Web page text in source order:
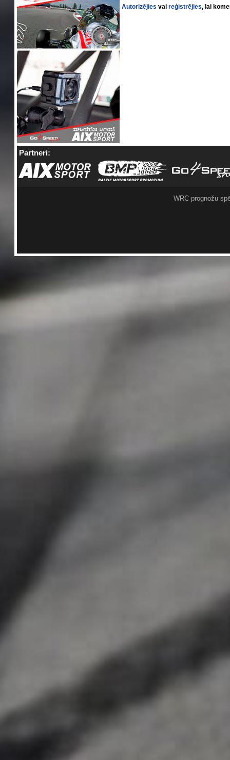
Autorizējies vaireģistrējies, lai
Partneri:
WRC prognožu